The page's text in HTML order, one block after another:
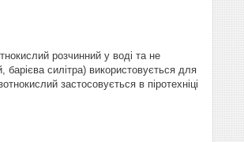
розчинний у воді та не
барієва силітра) використовується для
застосовується в піротехніці